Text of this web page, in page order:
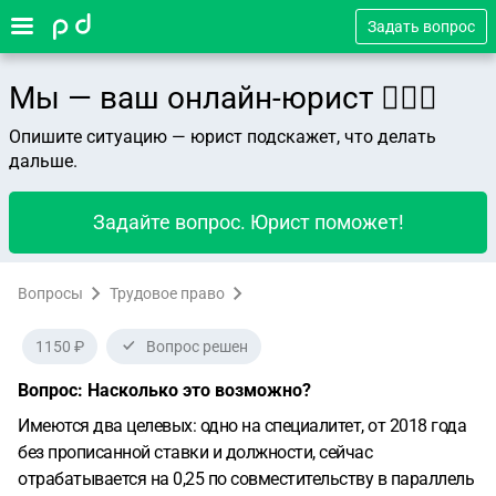
Задать вопрос
Мы — ваш онлайн-юрист 👨🏻‍⚖️
Опишите ситуацию — юрист подскажет, что делать
дальше.
Задайте вопрос. Юрист поможет!
Вопросы Трудовое право
1150 ₽ Вопрос решен
Вопрос: Насколько это возможно?
Имеются два целевых: одно на специалитет, от 2018 года
без прописанной ставки и должности, сейчас
отрабатывается на 0,25 по совместительству в параллель